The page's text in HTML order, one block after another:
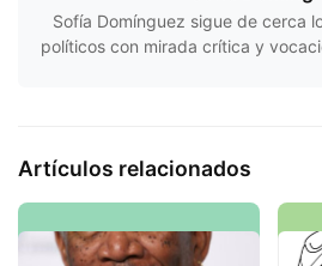
Sofía Domínguez sigue de cerca
políticos con mirada crítica y
Artículos relacionados